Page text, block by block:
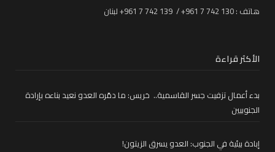
هاتف : 130 742 7 961+ / 139 742 7 961+ لبنان
الأكثر قراءة
بدء أعمال تزفيت جسر القاسمية.. خريس: ما دمّره العدو نعيد بناءه بإرادة
الجنوبيين
إبادة بيئية في الجنوب: العدو يسرق الزيتون!